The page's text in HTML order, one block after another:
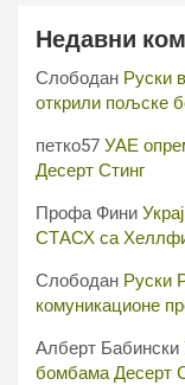
Недавни
Слободан Руски
открили пољске
петко57 УАЕ
Десерт Стинг
Профа Фини
СТАСХ са
Слободан Руски
комуникационе
Алберт Бабински
бомбама Десерт